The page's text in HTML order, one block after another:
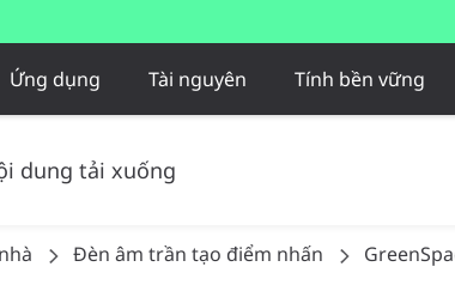
Ứng dụng Tài nguyên Tính bền vững
dung tải xuống
Đèn âm trần tạo điểm nhấn